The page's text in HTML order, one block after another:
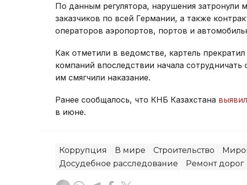
По данным регулятора, нарушения затронули
заказчиков по всей Германии, а также
операторов аэропортов, портов и
Как отметили в ведомстве, картель
компаний впоследствии начала сотрудничать
им смягчили наказание.
Ранее сообщалось, что КНБ Казахстана выявил
в июне.
Коррупция В мире Строительство
Досудебное расследование
Ремонт дорог